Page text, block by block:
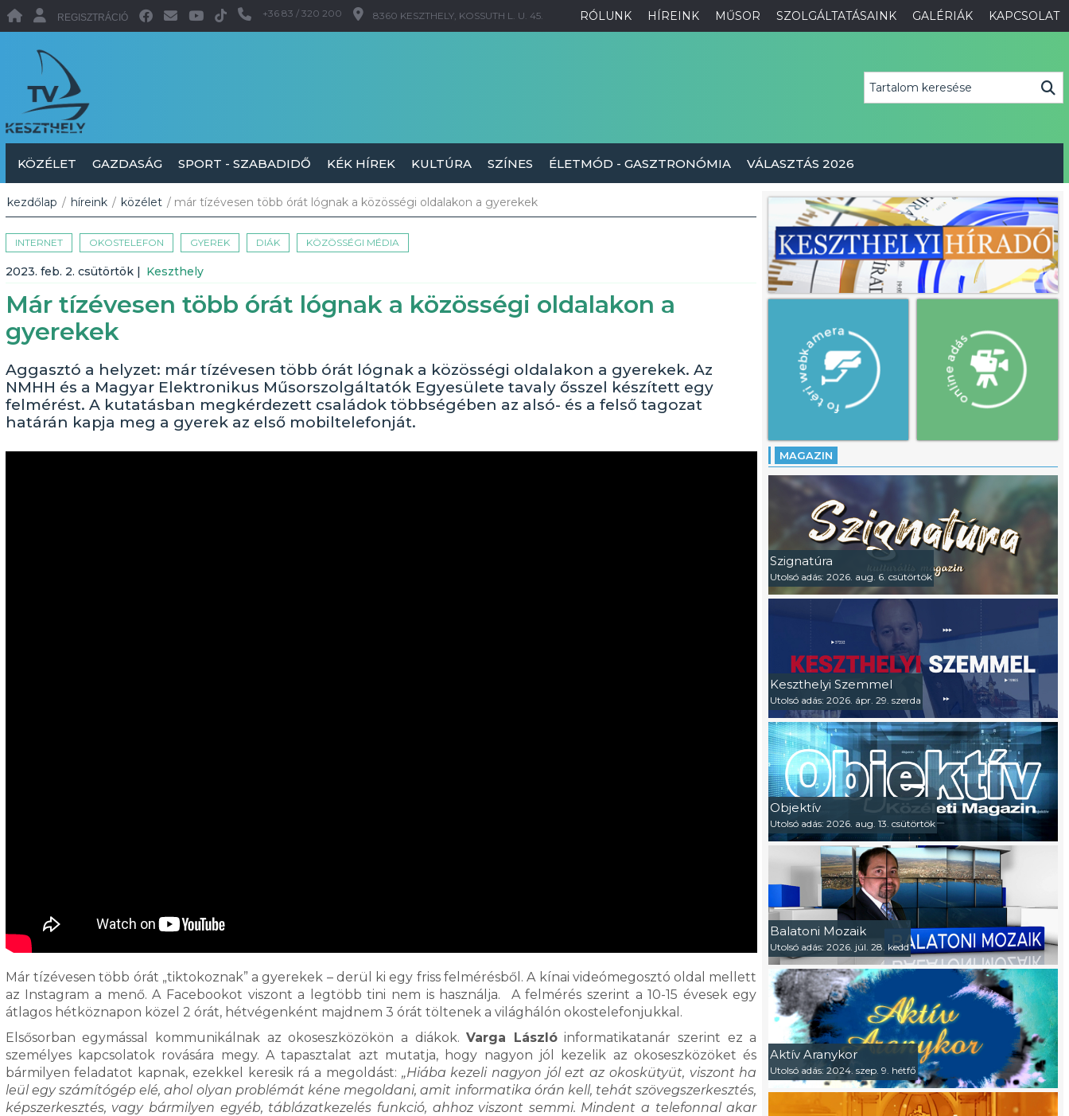
RÓLUNK HÍREINK MŰSOR SZOLGÁLTATÁSAINK GALÉRIÁK KAPCSOLAT
REGISZTRÁCIÓ +36 83 / 320 200 8360 KESZTHELY, KOSSUTH L. U. 45.
KÖZÉLET GAZDASÁG SPORT - SZABADIDŐ KÉK HÍREK KULTÚRA SZÍNES ÉLETMÓD - GASZTRONÓMIA VÁLASZTÁS 2026
kezdőlap / híreink / közélet / már tízévesen több órát lógnak a közösségi oldalakon a gyerekek
INTERNET OKOSTELEFON GYEREK DIÁK KÖZÖSSÉGI MÉDIA
2023. feb. 2. csütörtök | Keszthely
Már tízévesen több órát lógnak a közösségi oldalakon a
gyerekek
Aggasztó a helyzet: már tízévesen több órát lógnak a közösségi oldalakon a gyerekek. Az
NMHH és a Magyar Elektronikus Műsorszolgáltatók Egyesülete tavaly ősszel készített egy
felmérést. A kutatásban megkérdezett családok többségében az alsó- és a felső tagozat
határán kapja meg a gyerek az első mobiltelefonját.
Már tízévesen több órát „tiktokoznak” a gyerekek – derül ki egy friss felmérésből. A kínai videómegosztó oldal mellett
az Instagram a menő. A Facebookot viszont a legtöbb tini nem is használja. A felmérés szerint a 10-15 évesek egy
átlagos hétköznapon közel 2 órát, hétvégenként majdnem 3 órát töltenek a világhálón okostelefonjukkal.
Elsősorban egymással kommunikálnak az okoseszközökön a diákok.Varga Lászlóinformatikatanár szerint ez a
személyes kapcsolatok rovására megy. A tapasztalat azt mutatja, hogy nagyon jól kezelik az okoseszközöket és
bármilyen feladatot kapnak, ezekkel keresik rá a megoldást: „Hiába kezeli nagyon jól ezt az okoskütyüt, viszont ha
leül egy számítógép elé, ahol olyan problémát kéne megoldani, amit informatika órán kell, tehát szövegszerkesztés,
képszerkesztés, vagy bármilyen egyéb, táblázatkezelés funkció, ahhoz viszont semmi. Mindent a telefonnal akar
MAGAZIN
Szignatúra
Utolsó adás: 2026. aug. 6. csütörtök
Keszthelyi Szemmel
Utolsó adás: 2026. ápr. 29. szerda
Objektív
Utolsó adás: 2026. aug. 13. csütörtök
Balatoni Mozaik
Utolsó adás: 2026. júl. 28. kedd
Aktív Aranykor
Utolsó adás: 2024. szep. 9. hétfő